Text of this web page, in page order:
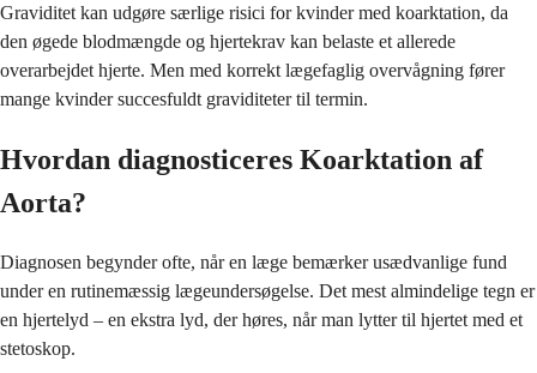
Graviditet kan udgøre særlige risici for kvinder med koarktation, da
den øgede blodmængde og hjertekrav kan belaste et allerede
overarbejdet hjerte. Men med korrekt lægefaglig overvågning fører
mange kvinder succesfuldt graviditeter til termin.
Hvordan diagnosticeres Koarktation af
Aorta?
Diagnosen begynder ofte, når en læge bemærker usædvanlige fund
under en rutinemæssig lægeundersøgelse. Det mest almindelige tegn er
en hjertelyd – en ekstra lyd, der høres, når man lytter til hjertet med et
stetoskop.